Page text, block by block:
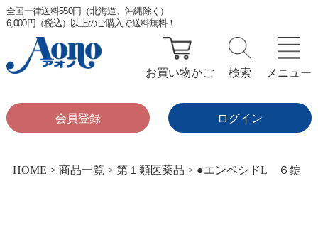
全国一律送料550円（北海道、沖縄除く）
6,000円（税込）以上のご購入で送料無料！
お買い物かご 検索 メニュー
会員登録 ログイン
HOME 商品一覧 第１類医薬品 ●エンペシドL ６錠